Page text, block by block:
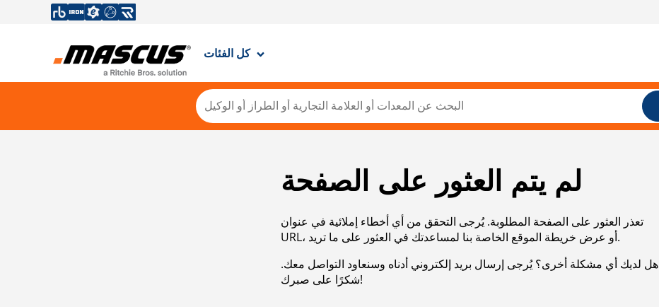
كل الفئات
لم يتم العثور على الصفحة
تعذر العثور على الصفحة المطلوبة. يُرجى التحقق من أي أخطاء إملائية في عنوان
URL، أو عرض خريطة الموقع الخاصة بنا لمساعدتك في العثور على ما تريد.
هل لديك أي مشكلة أخرى؟ يُرجى إرسال بريد إلكتروني أدناه وسنعاود التواصل معك.
شكرًا على صبرك!